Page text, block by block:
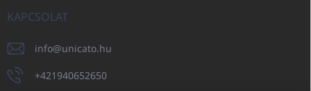
KAPCSOLAT
info@unicato.hu
+421940652650